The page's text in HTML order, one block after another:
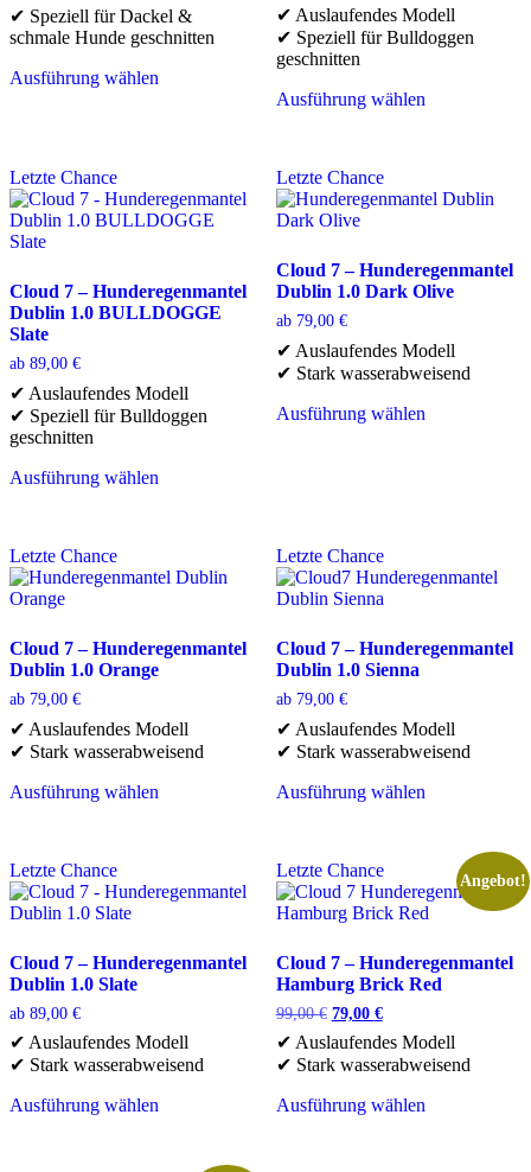
werden
gewählt
werden
✔ Speziell für Dackel &
schmale Hunde geschnitten
Ausführung wählen
Varianten
auf.
Die
Optionen
auf
der
Produktseite
gewählt
werden
✔ Auslaufendes Modell
✔ Speziell für Bulldoggen
geschnitten
Ausführung wählen
mehrere
Varianten
auf.
Optionen
können
auf
der
Produktseite
gewählt
Letzte Chance
Cloud 7 – Hunderegenmantel
Dublin 1.0 BULLDOGGE
Slate
ab 89,00 €
✔ Auslaufendes Modell
✔ Speziell für Bulldoggen
geschnitten
Ausführung wählen
mehrere
Varianten
auf.
Optionen
können
auf
der
Produktseite
gewählt
Letzte Chance
Cloud 7 – Hunderegenmantel
Dublin 1.0 Dark Olive
ab 79,00 €
✔ Auslaufendes Modell
✔ Stark wasserabweisend
Ausführung wählen
Die
Optionen
können
der
Produktseite
gewählt
werden
Letzte Chance
Cloud 7 – Hunderegenmantel
Dublin 1.0 Orange
ab 79,00 €
✔ Auslaufendes Modell
✔ Stark wasserabweisend
Ausführung wählen
mehrere
Varianten
auf.
Optionen
können
auf
der
Produktseite
gewählt
Letzte Chance
Cloud 7 – Hunderegenmantel
Dublin 1.0 Sienna
ab 79,00 €
✔ Auslaufendes Modell
✔ Stark wasserabweisend
Ausführung wählen
mehrere
Varianten
auf.
Optionen
können
auf
der
Produktseite
gewählt
Letzte Chance
Cloud 7 – Hunderegenmantel
Dublin 1.0 Slate
ab 89,00 €
✔ Auslaufendes Modell
✔ Stark wasserabweisend
Ausführung wählen
Letzte Chance
Angebot!
Cloud 7 – Hunderegenmantel
Hamburg Brick Red
99,00€ Ursprünglicher
war:
99,00 €
79,00 €Aktueller
ist:
79,00 €.
✔ Auslaufendes Modell
✔ Stark wasserabweisend
Ausführung wählen